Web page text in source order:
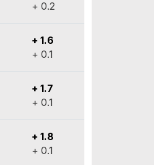
+ 0.2
+ 1.6
+ 0.1
+ 1.7
+ 0.1
+ 1.8
+ 0.1